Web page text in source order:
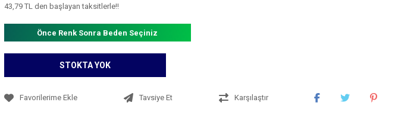
43,79 TL den başlayan taksitlerle!!
Önce Renk Sonra Beden Seçiniz
STOKTA YOK
Tavsiye Et Karşılaştır